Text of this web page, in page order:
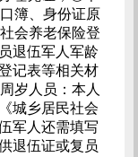
簿、身份证原
会养老保险登
退伍军人军龄
记表等相关材
岁人员：本人
城乡居民社会
军人还需填写
退伍证或复员